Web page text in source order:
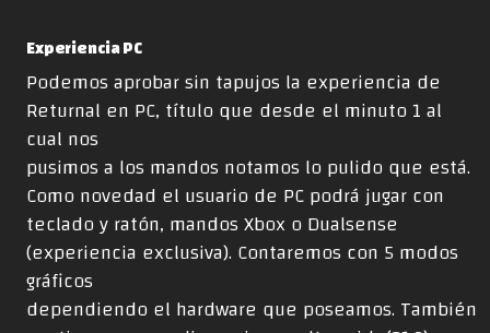
Experiencia PC
Podemos aprobar sin tapujos la experiencia de
Returnal en PC, título que desde el minuto 1 al
cual nos
pusimos a los mandos notamos lo pulido que está.
Como novedad el usuario de PC podrá jugar con
teclado y ratón, mandos Xbox o Dualsense
(experiencia exclusiva). Contaremos con 5 modos
gráficos
dependiendo el hardware que poseamos. También